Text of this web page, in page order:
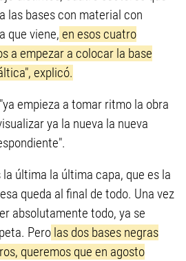
las bases con material con
que viene, en esos cuatro
a empezar a colocar la base
explicó.
empieza a tomar ritmo la obra
ya la nueva la nueva
la última la última capa, que es la
queda al final de todo. Una vez
absolutamente todo, ya se
Pero las dos bases negras
queremos que en agosto